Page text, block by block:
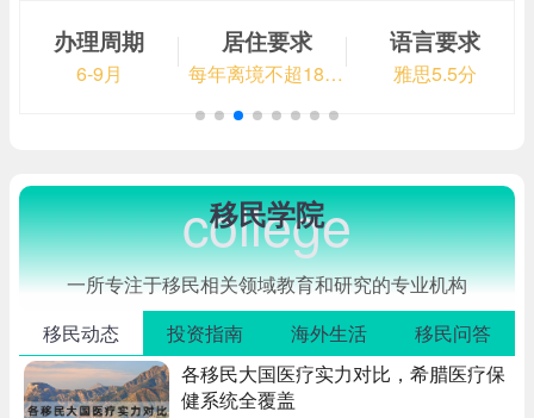
办理周期
6-9月
居住要求
每年离境不超180天
语言要求
雅思5.5分
移民学院
college
一所专注于移民相关领域教育和研究的专业机构
移民动态
投资指南 海外生活
移民问答
各移民大国医疗实力对比，希腊医疗保
健系统全覆盖